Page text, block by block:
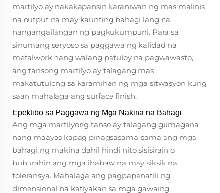
martilyo ay nakakapansin karaniwan ng mas malinis
na output na may kaunting bahagi lang na
nangangailangan ng pagkukumpuni. Para sa
sinumang seryoso sa paggawa ng kalidad na
metalwork nang walang patuloy na pagwawasto,
ang tansong martilyo ay talagang mas
makatutulong sa karamihan ng mga sitwasyon kung
saan mahalaga ang surface finish.
Epektibo sa Paggawa ng Mga Nakina na Bahagi
Ang mga martilyong tanso ay talagang gumagana
nang maayos kapag pinagsasama-sama ang mga
bahagi ng makina dahil hindi nito sisisirain o
buburahin ang mga ibabaw na may siksik na
toleransya. Mahalaga ang pagpapanatili ng
dimensional na katiyakan sa mga gawaing